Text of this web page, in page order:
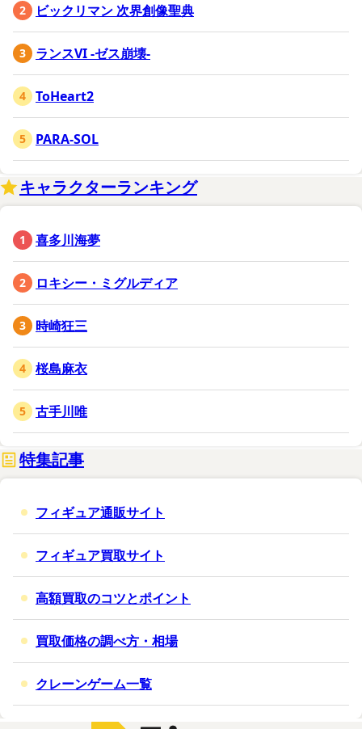
ビックリマン 次界創像聖典
ランスVI -ゼス崩壊-
ToHeart2
PARA-SOL
キャラクターランキング
喜多川海夢
ロキシー・ミグルディア
時崎狂三
桜島麻衣
古手川唯
特集記事
フィギュア通販サイト
フィギュア買取サイト
高額買取のコツとポイント
買取価格の調べ方・相場
クレーンゲーム一覧